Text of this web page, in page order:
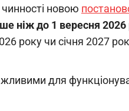
новою
ніж до 1 вересня 2026
року чи січня 2027
для